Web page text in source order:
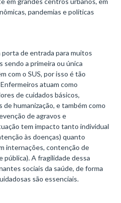
pandemias e políticas
de entrada para muitos
sendo a primeira ou única
com o SUS, por isso é tão
atuam como
de cuidados básicos,
humanização, e também como
de agravos e
tem impacto tanto individual
às doenças) quanto
internações, contenção de
A fragilidade dessa
sociais da saúde, de forma
são essenciais.